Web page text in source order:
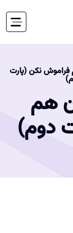
نکن (پارت
هم
دوم)